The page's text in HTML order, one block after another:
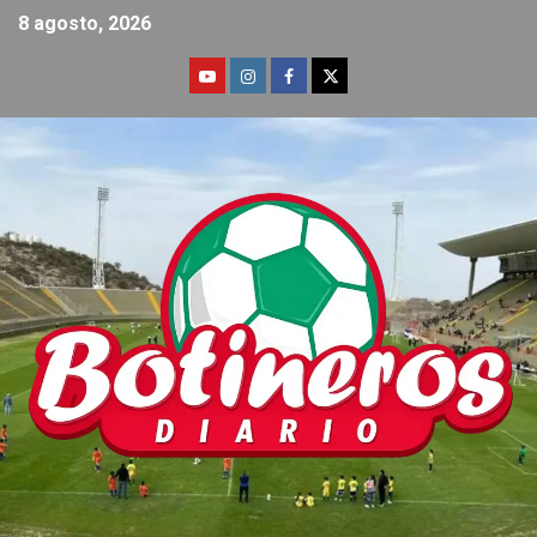
8 agosto, 2026